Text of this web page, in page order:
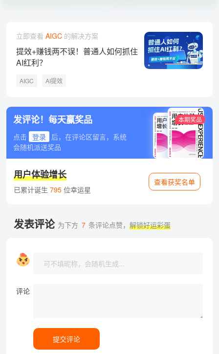
立即查看 AIGC的解决方案
提效+赚钱两不误！普通人如何抓住
AI红利？
AIGC AI提效
发评论！每天赢奖品
点击 登录
后，在评论区留言，系统
会随机派送奖品
本期奖品
用户体验增长
已累计诞生 795位幸运星
查看获奖名单
发表评论 为下方 7 条评论点赞，解锁好运彩蛋
评论
提交评论